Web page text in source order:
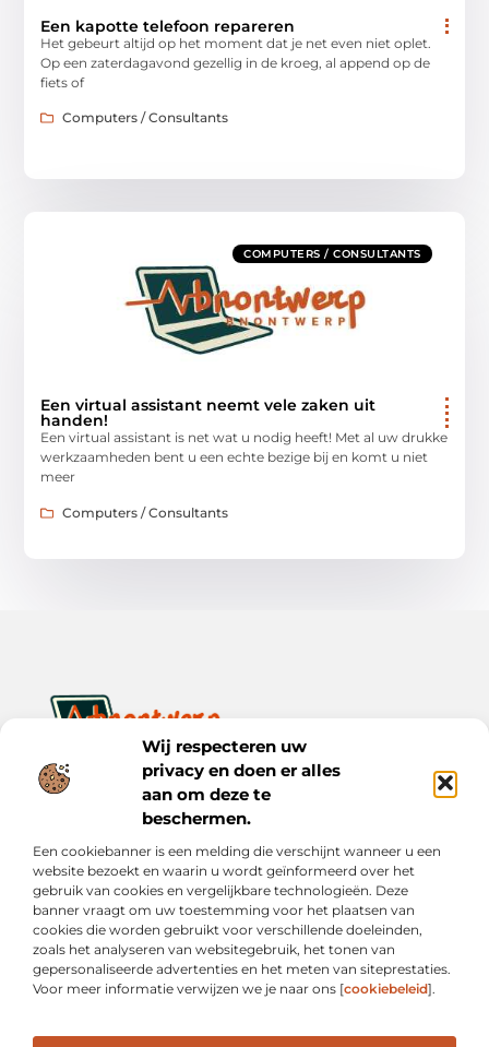
Wij respecteren uw
privacy en doen er alles
aan om deze te
beschermen.
Een cookiebanner is een melding die verschijnt wanneer u een
website bezoekt en waarin u wordt geïnformeerd over het
gebruik van cookies en vergelijkbare technologieën. Deze
banner vraagt om uw toestemming voor het plaatsen van
cookies die worden gebruikt voor verschillende doeleinden,
zoals het analyseren van websitegebruik, het tonen van
gepersonaliseerde advertenties en het meten van siteprestaties.
Voor meer informatie verwijzen we je naar ons [cookiebeleid].
Een kapotte telefoon repareren
Het gebeurt altijd op het moment dat je net even niet oplet.
Op een zaterdagavond gezellig in de kroeg, al append op de
fiets of
Computers / Consultants
COMPUTERS / CONSULTANTS
Een virtual assistant neemt vele zaken uit
handen!
Een virtual assistant is net wat u nodig heeft! Met al uw drukke
werkzaamheden bent u een echte bezige bij en komt u niet
meer
Computers / Consultants
Ontwerp je dagelijks leven met inspiratie en verhalen.
Ontdek praktische tips, creatieve ideeën en waardevolle
inzichten op Bnontwerp.nl.
Bericht categorie
Onze informatie